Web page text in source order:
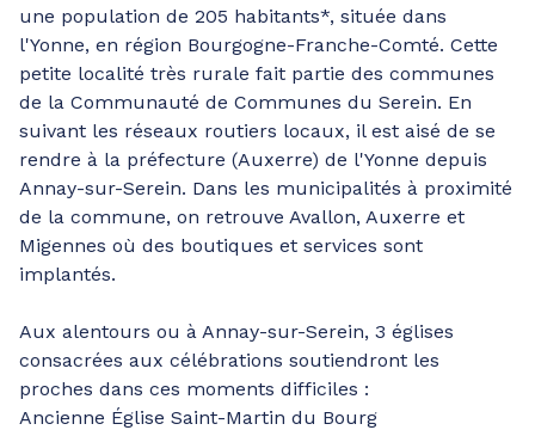
une population de 205 habitants*, située dans
l'Yonne, en région Bourgogne-Franche-Comté. Cette
petite localité très rurale fait partie des communes
de la Communauté de Communes du Serein. En
suivant les réseaux routiers locaux, il est aisé de se
rendre à la préfecture (Auxerre) de l'Yonne depuis
Annay-sur-Serein. Dans les municipalités à proximité
de la commune, on retrouve Avallon, Auxerre et
Migennes où des boutiques et services sont
implantés.
Aux alentours ou à Annay-sur-Serein, 3 églises
consacrées aux célébrations soutiendront les
proches dans ces moments difficiles :
Ancienne Église Saint-Martin du Bourg